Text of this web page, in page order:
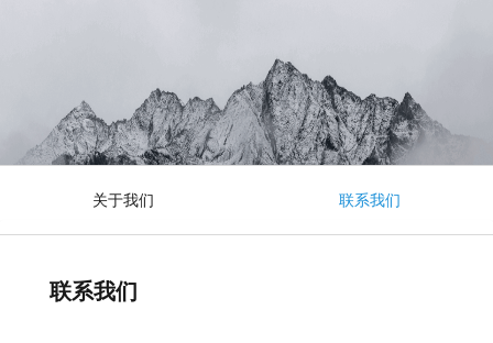
关于我们 联系我们
联系我们